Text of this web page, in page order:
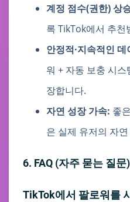
계정 점수(권한) 상
록 TikTok에서 추천
안정적·지속적인 데
워 + 자동 보충 시
장합니다.
자연 성장 가속: 좋
은 실제 유저의 자
6. FAQ (자주 묻는 질문)
TikTok에서 팔로워를